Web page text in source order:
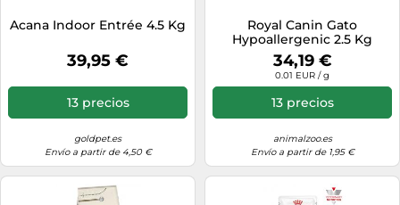
Acana Indoor Entrée 4.5 Kg
39,95 €
13 precios
goldpet.es
Envío a partir de 4,50 €
Royal Canin Gato
Hypoallergenic 2.5 Kg
34,19 €
0.01 EUR / g
13 precios
animalzoo.es
Envío a partir de 1,95 €